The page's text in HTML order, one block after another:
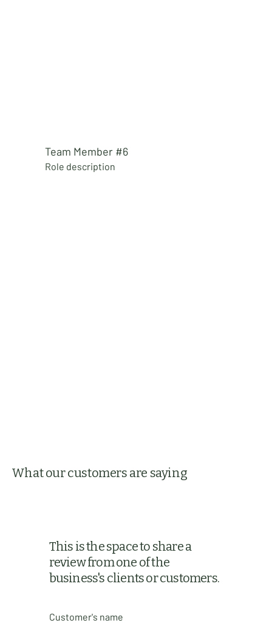
Team Member #6
Role description
What our customers are saying
This is the space to share a
review from one of the
business's clients or customers.
Customer's name